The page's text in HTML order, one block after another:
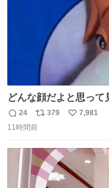
どんな顔だよと思っ
返
信
24
リ
ポ
ト
数
379
い
7,981
11時間前